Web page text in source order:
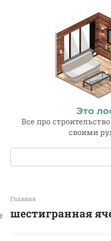
Это
Все про
своими
Поиск:
Главная
шестигранная